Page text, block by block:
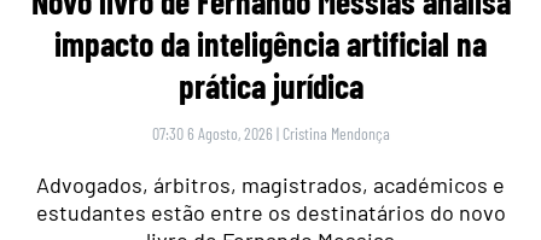
impacto da inteligência artificial na
prática jurídica
07:30 6 Agosto, 2026 | Cristina Mendonça
Advogados, árbitros, magistrados, académicos e
estudantes estão entre os destinatários do novo